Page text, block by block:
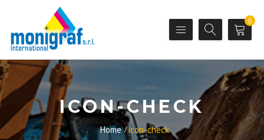
0
ICON-CHECK
Home icon-check